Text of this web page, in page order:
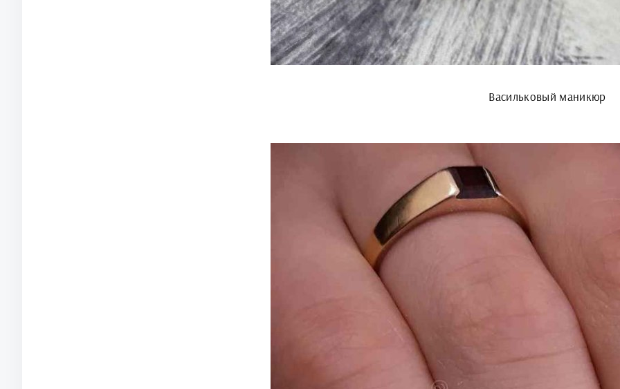
Васильковый маникюр